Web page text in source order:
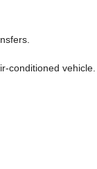
conditioned vehicle.